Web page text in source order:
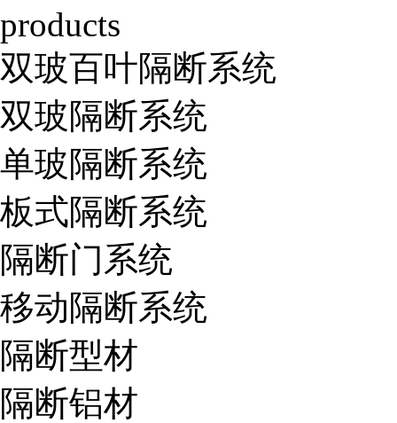
products
双玻百叶隔断系统
双玻隔断系统
单玻隔断系统
板式隔断系统
隔断门系统
移动隔断系统
隔断型材
隔断铝材